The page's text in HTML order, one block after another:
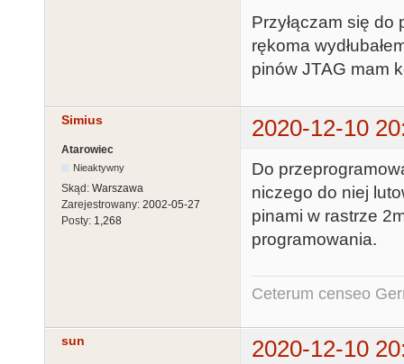
Przyłączam się do
rękoma
pinów JTAG mam
Simius 2020-12-10
Atarowiec
Nieaktywny
Skąd: Warszawa
Zarejestrowany: 2002-05-27
Posty: 1,268
Do
niczego do niej
pinami w rastrze
programowania.
Ceterum censeo
sun 2020-12-10